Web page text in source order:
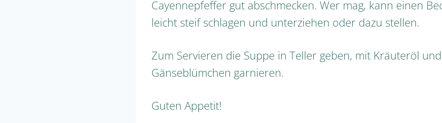
Cayennepfeffer gut abschmecken. Wer mag, kann einen
leicht steif schlagen und unterziehen oder dazu stellen.
Zum Servieren die Suppe in Teller geben, mit Kräuteröl und
Gänseblümchen garnieren.
Guten Appetit!